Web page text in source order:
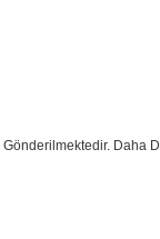
Daha